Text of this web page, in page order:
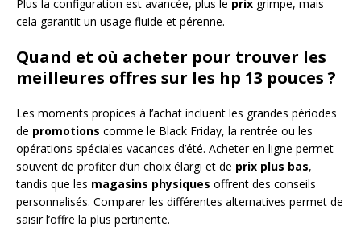
Plus la configuration est avancée, plus le prix grimpe, mais
cela garantit un usage fluide et pérenne.
Quand et où acheter pour trouver les
meilleures offres sur les hp 13 pouces ?
Les moments propices à l’achat incluent les grandes périodes
de promotions comme le Black Friday, la rentrée ou les
opérations spéciales vacances d’été. Acheter en ligne permet
souvent de profiter d’un choix élargi et de prix plus bas,
tandis que les magasins physiques offrent des conseils
personnalisés. Comparer les différentes alternatives permet de
saisir l’offre la plus pertinente.